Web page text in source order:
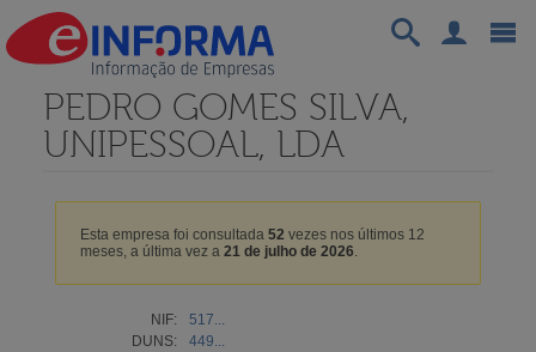
PEDRO GOMES SILVA,
UNIPESSOAL, LDA
Esta empresa foi consultada 52 vezes nos últimos 12
meses, a última vez a 21 de julho de 2026.
NIF:
517...
DUNS:
449...